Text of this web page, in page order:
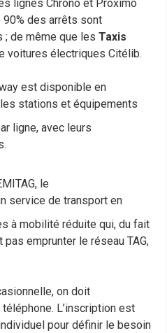
lignes Chrono et Proximo
des arrêts sont
de même que les Taxis
voitures électriques Citélib.
est disponible en
stations et équipements
ligne, avec leurs
le
service de transport en
à mobilité réduite qui, du fait
emprunter le réseau TAG,
on doit
L’inscription est
pour définir le besoin